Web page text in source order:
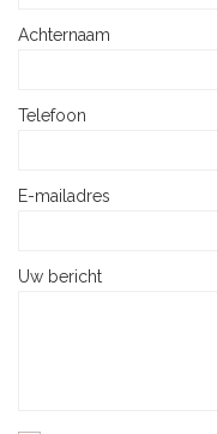
Achternaam
Telefoon
E-mailadres
Uw bericht